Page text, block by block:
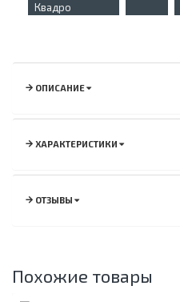
Квадро
ОПИСАНИЕ
ХАРАКТЕРИСТИКИ
ОТЗЫВЫ
Похожие товары